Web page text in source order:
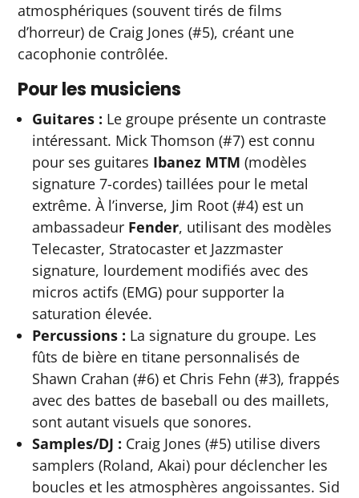
atmosphériques (souvent tirés de films
d’horreur) de Craig Jones (#5), créant une
cacophonie contrôlée.
Pour les musiciens
Guitares : Le groupe présente un contraste
intéressant. Mick Thomson (#7) est connu
pour ses guitares Ibanez MTM (modèles
signature 7-cordes) taillées pour le metal
extrême. À l’inverse, Jim Root (#4) est un
ambassadeur Fender, utilisant des modèles
Telecaster, Stratocaster et Jazzmaster
signature, lourdement modifiés avec des
micros actifs (EMG) pour supporter la
saturation élevée.
Percussions : La signature du groupe. Les
fûts de bière en titane personnalisés de
Shawn Crahan (#6) et Chris Fehn (#3), frappés
avec des battes de baseball ou des maillets,
sont autant visuels que sonores.
Samples/DJ : Craig Jones (#5) utilise divers
samplers (Roland, Akai) pour déclencher les
boucles et les atmosphères angoissantes. Sid